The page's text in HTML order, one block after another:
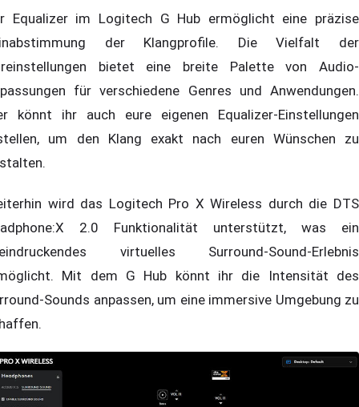
Equalizer im Logitech G Hub ermöglicht eine präzise
der Klangprofile. Die Vielfalt der
bietet eine breite Palette von Audio-
für verschiedene Genres und Anwendungen.
könnt ihr auch eure eigenen Equalizer-Einstellungen
um den Klang exakt nach euren Wünschen zu
wird das Logitech Pro X Wireless durch die DTS
2.0 Funktionalität unterstützt, was ein
virtuelles Surround-Sound-Erlebnis
Mit dem G Hub könnt ihr die Intensität des
Sounds anpassen, um eine immersive Umgebung zu